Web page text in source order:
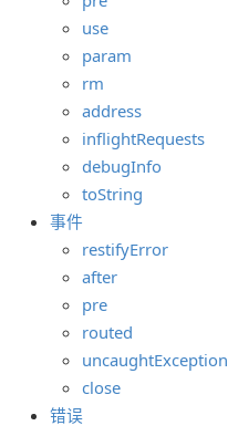
use
param
rm
address
inflightRequests
debugInfo
toString
事件
restifyError
after
pre
routed
uncaughtException
close
错误